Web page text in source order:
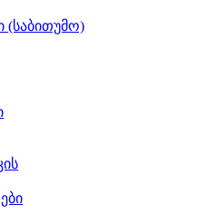
(საბითუმო)